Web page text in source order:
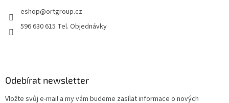
eshop@ortgroup.cz
596 630 615 Tel. Objednávky
Odebírat newsletter
Vložte svůj e-mail a my vám budeme zasílat informace o nových